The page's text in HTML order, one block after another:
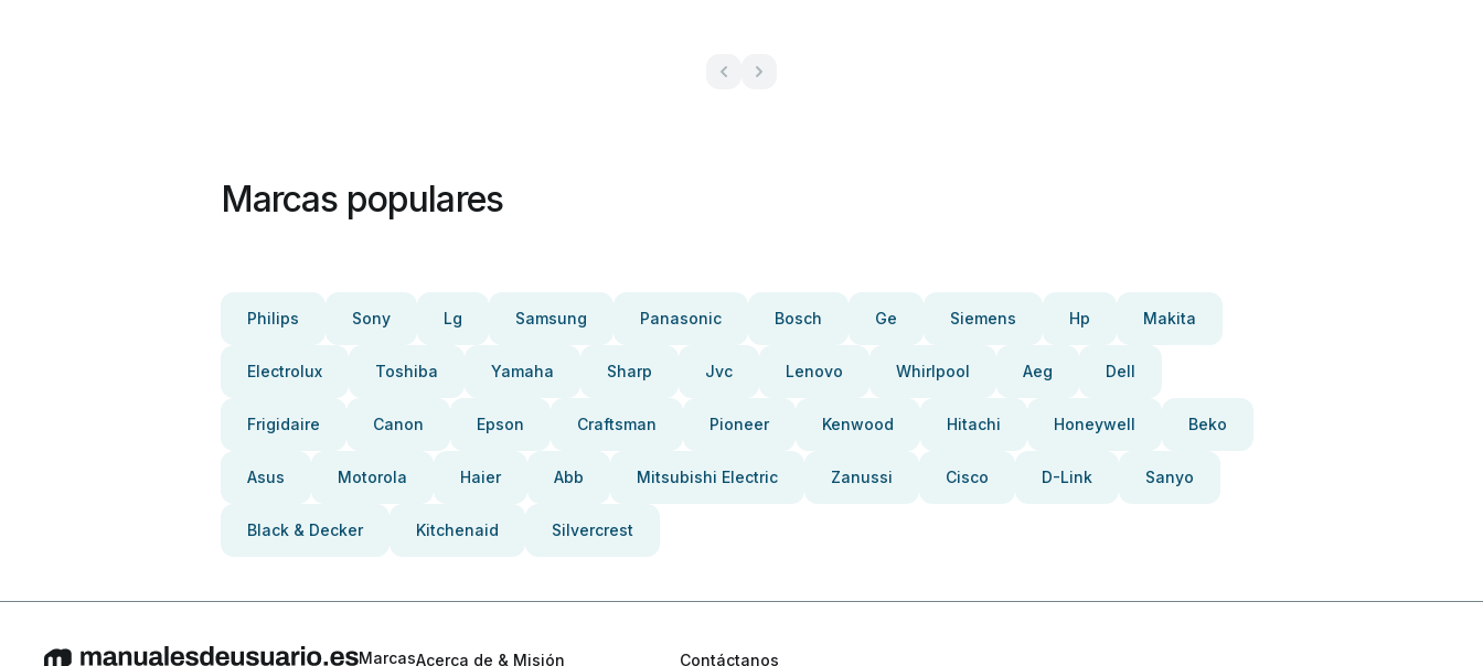
Marcas populares
Philips Sony Lg Samsung Panasonic Bosch Ge Siemens Hp Makita
Electrolux Toshiba Yamaha Sharp Jvc Lenovo Whirlpool Aeg Dell
Frigidaire Canon Epson Craftsman Pioneer Kenwood Hitachi Honeywell Beko
Asus Motorola Haier Abb Mitsubishi Electric Zanussi Cisco D-Link Sanyo
Black & Decker Kitchenaid Silvercrest
MarcasAcerca de & Misión Contáctanos